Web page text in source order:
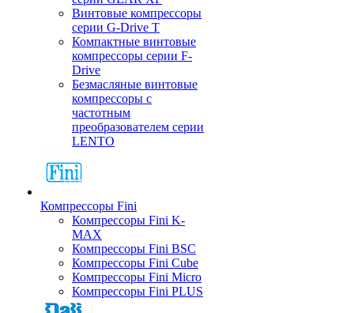
Винтовые компрессоры
серии G-Drive T
Компактные винтовые
компрессоры серии F-
Drive
Безмасляные винтовые
компрессоры с
частотным
преобразователем серии
LENTO
Компрессоры Fini
Компрессоры Fini K-
MAX
Компрессоры Fini BSC
Компрессоры Fini Cube
Компрессоры Fini Micro
Компрессоры Fini PLUS